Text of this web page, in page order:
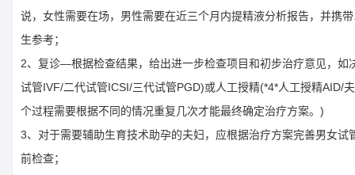
说，女性需要在场，男性需要在近三个月内提精液分析报告，并携
生参考；
2、复诊—根据检查结果，给出进一步检查项目和初步治疗意见，如
试管IVF/二代试管ICSI/三代试管PGD)或人工授精(*4*人工授精AID/
个过程需要根据不同的情况重复几次才能最终确定治疗方案。)
3、对于需要辅助生育技术助孕的夫妇，应根据治疗方案完善男女试
前检查；